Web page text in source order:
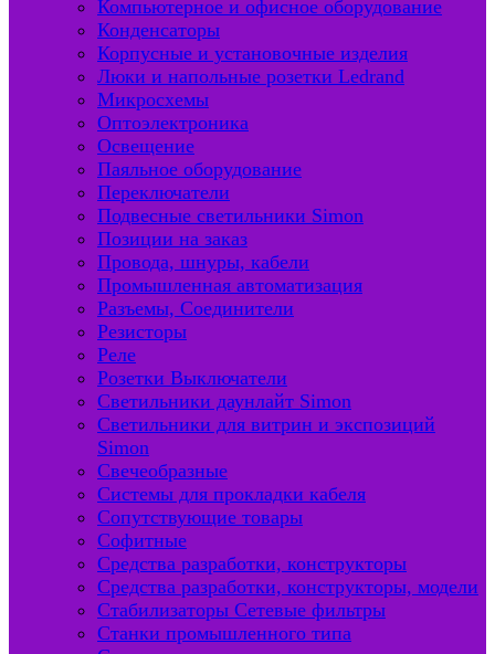
Компьютерное и офисное оборудование
Конденсаторы
Корпусные и установочные изделия
Люки и напольные розетки Ledrand
Микросхемы
Оптоэлектроника
Освещение
Паяльное оборудование
Переключатели
Подвесные светильники Simon
Позиции на заказ
Провода, шнуры, кабели
Промышленная автоматизация
Разъемы, Соединители
Резисторы
Реле
Розетки Выключатели
Светильники даунлайт Simon
Светильники для витрин и экспозиций
Simon
Свечеобразные
Системы для прокладки кабеля
Сопутствующие товары
Софитные
Средства разработки, конструкторы
Средства разработки, конструкторы, модели
Стабилизаторы Сетевые фильтры
Станки промышленного типа